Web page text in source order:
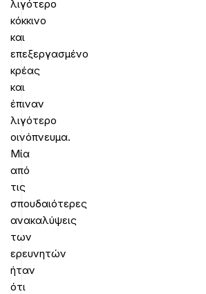
λιγότερο
κόκκινο
και
επεξεργασμένο
κρέας
και
έπιναν
λιγότερο
οινόπνευμα.
Μία
από
τις
σπουδαιότερες
ανακαλύψεις
των
ερευνητών
ήταν
ότι